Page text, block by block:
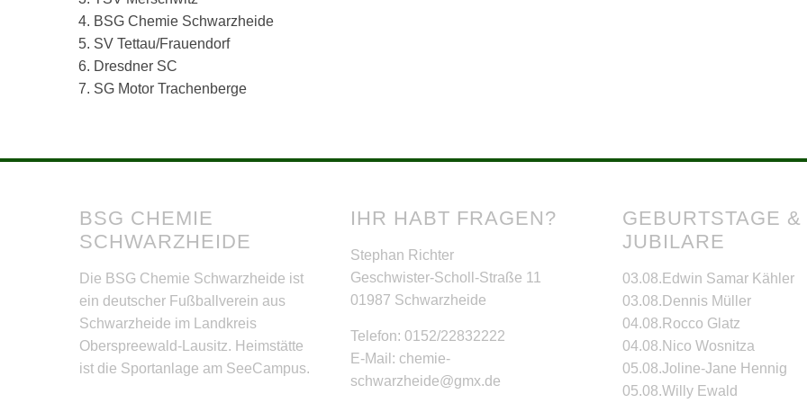
4. BSG Chemie Schwarzheide
5. SV Tettau/Frauendorf
6. Dresdner SC
7. SG Motor Trachenberge
BSG CHEMIE
SCHWARZHEIDE
Die BSG Chemie Schwarzheide ist
ein deutscher Fußballverein aus
Schwarzheide im Landkreis
Oberspreewald-Lausitz. Heimstätte
ist die Sportanlage am SeeCampus.
IHR HABT FRAGEN?
Stephan Richter
Geschwister-Scholl-Straße 11
01987 Schwarzheide
Telefon: 0152/22832222
E-Mail: chemie-
schwarzheide@gmx.de
GEBURTSTAGE &
JUBILARE
03.08. Edwin Samar Kähler
03.08. Dennis Müller
04.08. Rocco Glatz
04.08.Nico Wosnitza
05.08.Joline-Jane Hennig
05.08.Willy Ewald